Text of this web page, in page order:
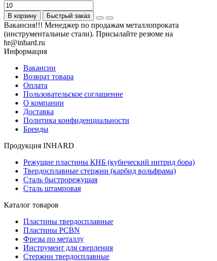
В корзину Быстрый заказ
Вакансия!!! Менеджер по продажам металлопроката
(инструментальные стали). Присылайте резюме на
hr@inhard.ru
Информация
Вакансии
Возврат товара
Оплата
Пользовательское соглашение
О компании
Доставка
Политика конфиденциальности
Бренды
Продукция INHARD
Режущие пластины КНБ (кубический нитрид бора)
Твердосплавные стержни (карбид вольфрама)
Сталь быстрорежущая
Сталь штамповая
Каталог товаров
Пластины твердосплавные
Пластины PCBN
Фрезы по металлу
Инструмент для сверления
Стержни твердосплавные